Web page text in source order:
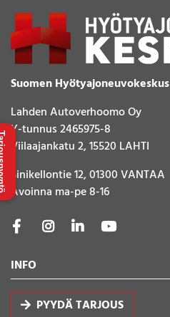
Suomen Hyötyajoneuvokeskus
Lahden Autoverhoomo Oy
Y-tunnus 2465975-8
Viilaajankatu 2, 15520 LAHTI
Sinikellontie 12, 01300 VANTAA
Avoinna ma-pe 8-16
INFO
PYYDÄ TARJOUS